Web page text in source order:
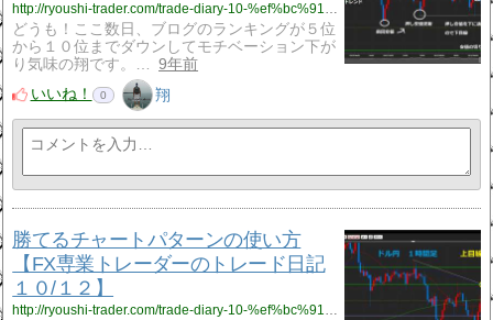
http://ryoushi-trader.com/trade-diary-10-%ef%bc%91%ef%bc%93/
どうも！ここ数日、ブログのランキングが５位
から１０位までダウンしてモチベーション下が
り気味の翔です。…
9年前
いいね！
0 翔
勝てるチャートパターンの使い方
【FX専業トレーダーのトレード日記
１０/１２】
http://ryoushi-trader.com/trade-diary-10-%ef%bc%91%ef%bc%92/